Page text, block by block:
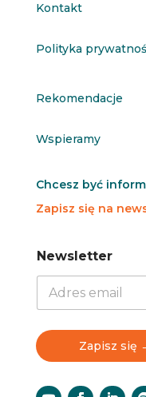
Kontakt
Polityka
Rekomendacje
Wspieramy
Chcesz być
Zapisz się na
e
w
l
t
t
Newsletter
Zapisz się